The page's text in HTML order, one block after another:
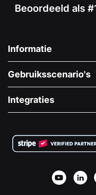
Beoordeeld als
Informatie
Over Ons
Vacatures
Privacy
Affiliate Partnerschap
Gebruiksscenario's
Medische
Goede Doelen
Integraties
Wix Donatie Plugin
Webflow Donatie App
Joomla Donatie